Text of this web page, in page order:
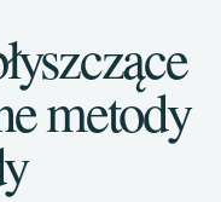
metody